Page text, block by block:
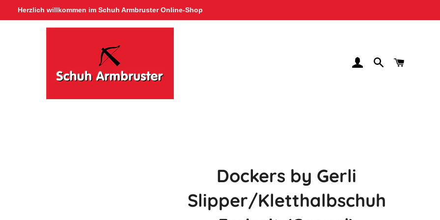
Herzlich willkommen im Schuh Armbruster Online-Shop
EINLOGGEN
SUCHE
Dockers by Gerli
Slipper/Kletthalbschuh